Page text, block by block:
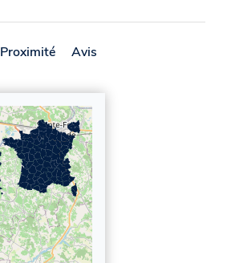
Proximité Avis